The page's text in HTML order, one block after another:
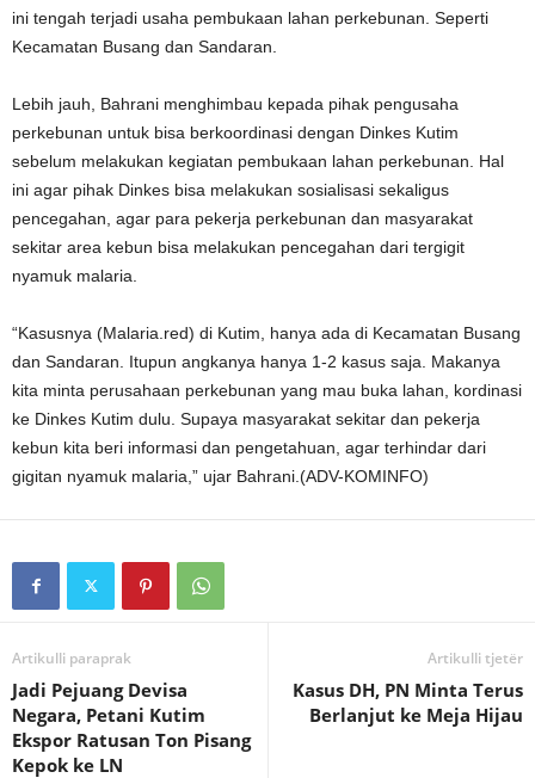
ini tengah terjadi usaha pembukaan lahan perkebunan. Seperti
Kecamatan Busang dan Sandaran.
Lebih jauh, Bahrani menghimbau kepada pihak pengusaha
perkebunan untuk bisa berkoordinasi dengan Dinkes Kutim
sebelum melakukan kegiatan pembukaan lahan perkebunan. Hal
ini agar pihak Dinkes bisa melakukan sosialisasi sekaligus
pencegahan, agar para pekerja perkebunan dan masyarakat
sekitar area kebun bisa melakukan pencegahan dari tergigit
nyamuk malaria.
“Kasusnya (Malaria.red) di Kutim, hanya ada di Kecamatan Busang
dan Sandaran. Itupun angkanya hanya 1-2 kasus saja. Makanya
kita minta perusahaan perkebunan yang mau buka lahan, kordinasi
ke Dinkes Kutim dulu. Supaya masyarakat sekitar dan pekerja
kebun kita beri informasi dan pengetahuan, agar terhindar dari
gigitan nyamuk malaria,” ujar Bahrani.(ADV-KOMINFO)
Artikulli paraprak
Jadi Pejuang Devisa
Negara, Petani Kutim
Ekspor Ratusan Ton Pisang
Kepok ke LN
Artikulli tjetër
Kasus DH, PN Minta Terus
Berlanjut ke Meja Hijau